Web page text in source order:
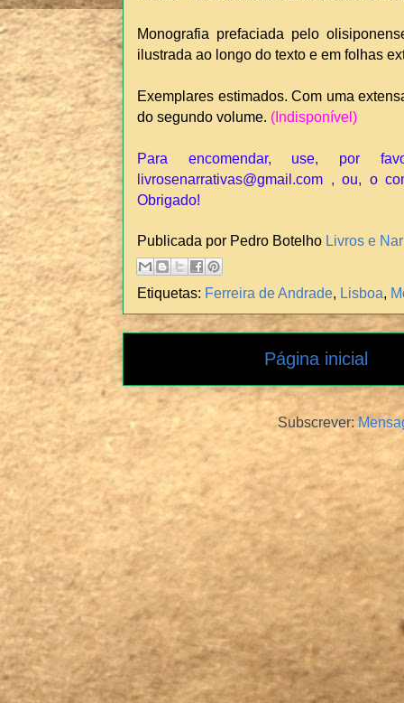
Monografia prefaciada pelo
ilustrada ao longo do texto e em folhas
Exemplares estimados. Com uma
do segundo volume. (Indisponível)
Para encomendar, use, por
livrosenarrativas@gmail.com , ou, o
Obrigado!
Publicada por Pedro Botelho Livros e
Etiquetas: Ferreira de Andrade, Lisboa,
Página inicial
Subscrever: